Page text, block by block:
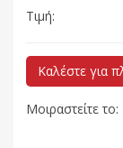
Τιμή:
Καλέστε για
Μοιραστείτε το: